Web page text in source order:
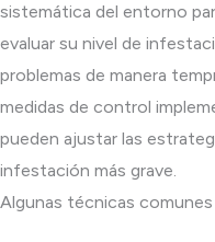
sistemática del entorno
evaluar su nivel de
problemas de manera
medidas de control
pueden ajustar las
infestación más grave.
Algunas técnicas